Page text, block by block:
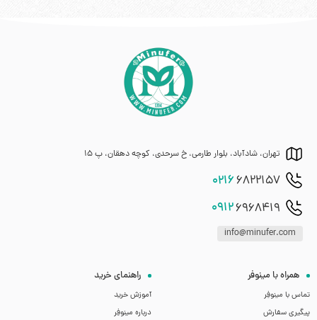
تهران، شادآباد، بلوار طارمی، خ سرحدی، کوچه دهقان، پ 15
02166822157
09126968419
info@minufer.com
همراه با مینوفر
تماس با مینوفِر
پیگیری سفارش
راهنمای خرید
آموزش خرید
درباره مینوفِر